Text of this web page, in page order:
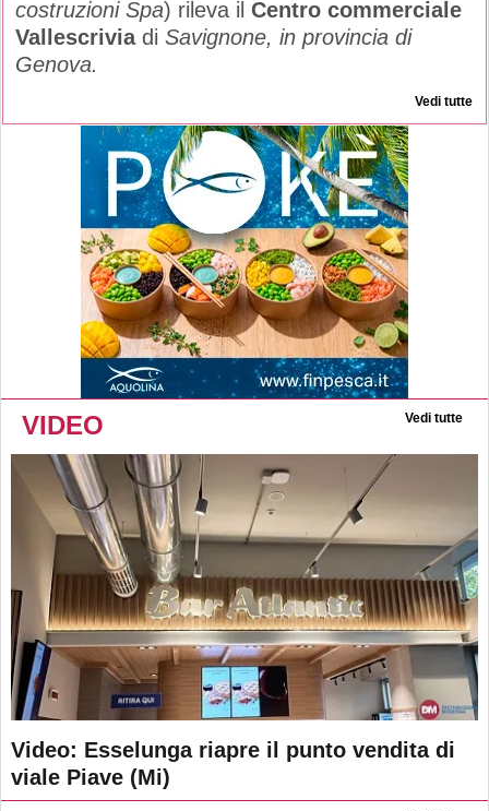
costruzioni Spa) rileva il Centro commerciale
Vallescriviadi Savignone, in provincia di
Genova.
Vedi tutte
VIDEO Vedi tutte
Video: Esselunga riapre il punto vendita di
viale Piave (Mi)